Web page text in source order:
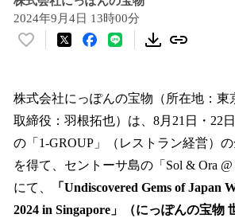
2024年9月4日 13時00分
い
！
数
を
読
み
込
み
中
株式会社にっぽんの宝物（所在地：東
取締役：羽根拓也）は、8月21日・22
の「1-GROUP」（レストラン経営）
を得て、セントーサ島の「Sol & Ora @
にて、
「Undiscovered Gems of Japan
2024 in Singapore」（にっぽんの宝物